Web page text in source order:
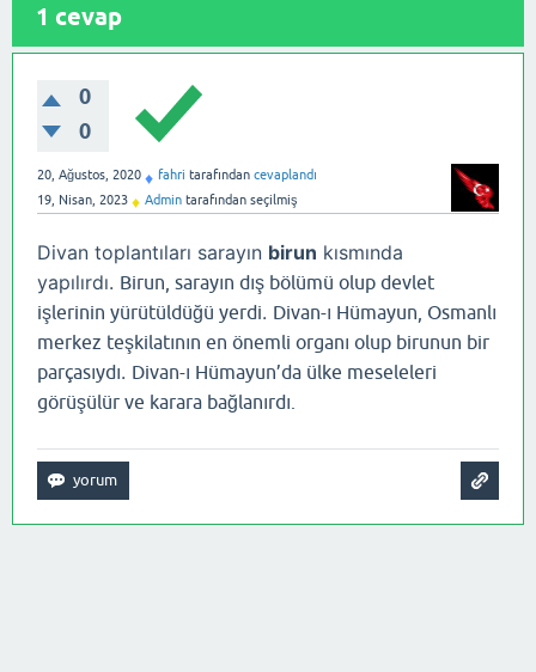
1 cevap
0
0
20, Ağustos, 2020 ♦ fahri tarafından cevaplandı
19, Nisan, 2023 ♦ Admin tarafından seçilmiş
Divan toplantıları sarayın birun kısmında
yapılırdı. Birun, sarayın dış bölümü olup devlet
işlerinin yürütüldüğü yerdi. Divan-ı Hümayun, Osmanlı
merkez teşkilatının en önemli organı olup birunun bir
parçasıydı. Divan-ı Hümayun’da ülke meseleleri
görüşülür ve karara bağlanırdı.